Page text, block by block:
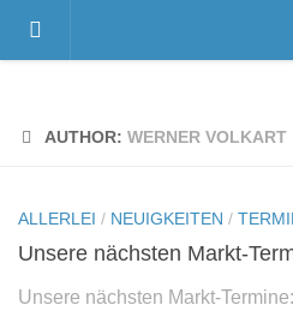
Der Gnadenhof platzt aus allen
News
AUTHOR: WERNER VOLKART
ALLERLEI / NEUIGKEITEN /
Unsere nächsten Markt-
Unsere nächsten Markt-